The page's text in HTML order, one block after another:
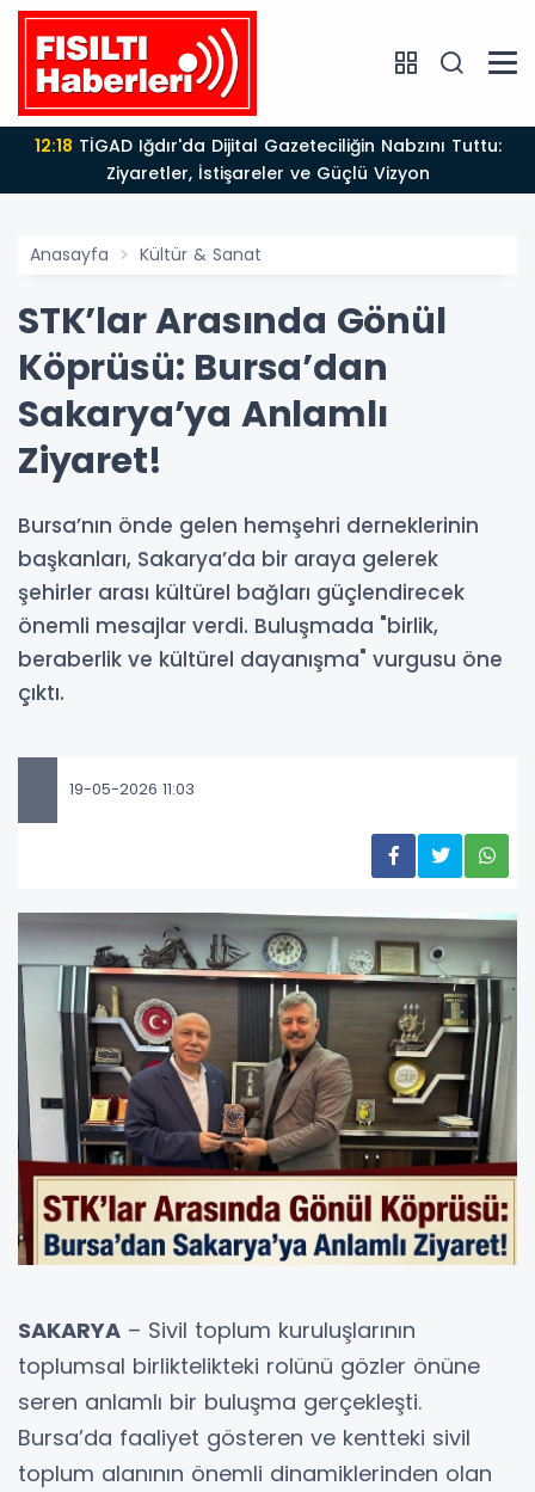
12:18
Ziyaretler, İstişareler ve Güçlü Vizyon
Anasayfa Kültür & Sanat
STK’lar Arasında Gönül
Köprüsü: Bursa’dan
Sakarya’ya Anlamlı
Ziyaret!
Bursa’nın önde gelen hemşehri derneklerinin
başkanları, Sakarya’da bir araya gelerek
şehirler arası kültürel bağları güçlendirecek
önemli mesajlar verdi. Buluşmada "birlik,
beraberlik ve kültürel dayanışma" vurgusu öne
çıktı.
19-05-2026 11:03
SAKARYA – Sivil toplum kuruluşlarının
toplumsal birliktelikteki rolünü gözler önüne
seren anlamlı bir buluşma gerçekleşti.
Bursa’da faaliyet gösteren ve kentteki sivil
toplum alanının önemli dinamiklerinden olan